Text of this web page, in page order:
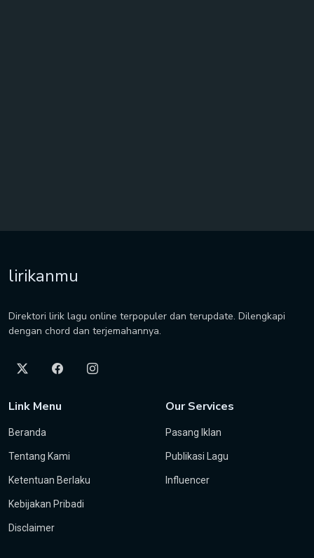
lirikanmu
Direktori lirik lagu online terpopuler dan terupdate. Dilengkapi
dengan chord dan terjemahannya.
Link Menu
Beranda
Tentang Kami
Ketentuan Berlaku
Kebijakan Pribadi
Disclaimer
Our Services
Pasang Iklan
Publikasi Lagu
Influencer